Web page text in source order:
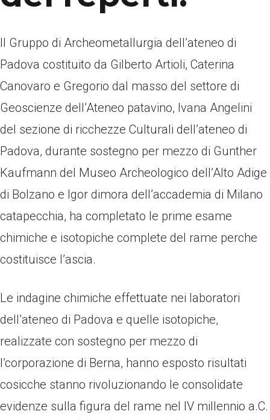
Il Gruppo di Archeometallurgia dell’ateneo di
Padova costituito da Gilberto Artioli, Caterina
Canovaro e Gregorio dal masso del settore di
Geoscienze dell’Ateneo patavino, Ivana Angelini
del sezione di ricchezze Culturali dell’ateneo di
Padova, durante sostegno per mezzo di Gunther
Kaufmann del Museo Archeologico dell’Alto Adige
di Bolzano e Igor dimora dell’accademia di Milano
catapecchia, ha completato le prime esame
chimiche e isotopiche complete del rame perche
costituisce l’ascia.
Le indagine chimiche effettuate nei laboratori
dell’ateneo di Padova e quelle isotopiche,
realizzate con sostegno per mezzo di
l’corporazione di Berna, hanno esposto risultati
cosicche stanno rivoluzionando le consolidate
evidenze sulla figura del rame nel IV millennio a.C.